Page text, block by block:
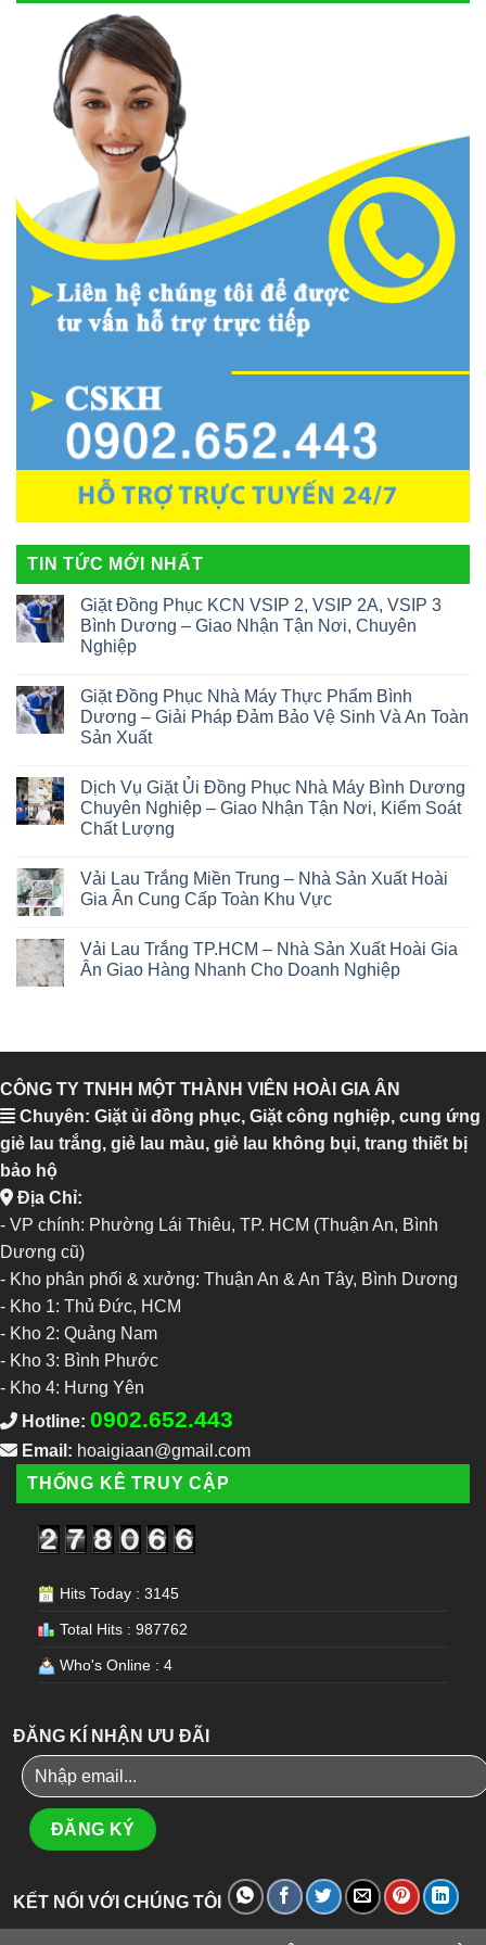
TIN TỨC MỚI NHẤT
Giặt Đồng Phục KCN VSIP 2, VSIP 2A, VSIP 3
Bình Dương – Giao Nhận Tận Nơi, Chuyên
Nghiệp
Giặt Đồng Phục Nhà Máy Thực Phẩm Bình
Dương – Giải Pháp Đảm Bảo Vệ Sinh Và An Toàn
Sản Xuất
Dịch Vụ Giặt Ủi Đồng Phục Nhà Máy Bình Dương
Chuyên Nghiệp – Giao Nhận Tận Nơi, Kiểm Soát
Chất Lượng
Vải Lau Trắng Miền Trung – Nhà Sản Xuất Hoài
Gia Ân Cung Cấp Toàn Khu Vực
Vải Lau Trắng TP.HCM – Nhà Sản Xuất Hoài Gia
Ân Giao Hàng Nhanh Cho Doanh Nghiệp
CÔNG TY TNHH MỘT THÀNH VIÊN HOÀI GIA ÂN
Chuyên: Giặt ủi đồng phục, Giặt công nghiệp, cung ứng
giẻ lau trắng, giẻ lau màu, giẻ lau không bụi, trang thiết bị
bảo hộ
Địa Chỉ:
- VP chính: Phường Lái Thiêu, TP. HCM (Thuận An, Bình
Dương cũ)
- Kho phân phối & xưởng: Thuận An & An Tây, Bình Dương
- Kho 1: Thủ Đức, HCM
- Kho 2: Quảng Nam
- Kho 3: Bình Phước
- Kho 4: Hưng Yên
Hotline: 0902.652.443
Email: hoaigiaan@gmail.com
THỐNG KÊ TRUY CẬP
Hits Today : 3145
Total Hits : 987762
Who's Online : 4
ĐĂNG KÍ NHẬN ƯU ĐÃI
KẾT NỐI VỚI CHÚNG TÔI